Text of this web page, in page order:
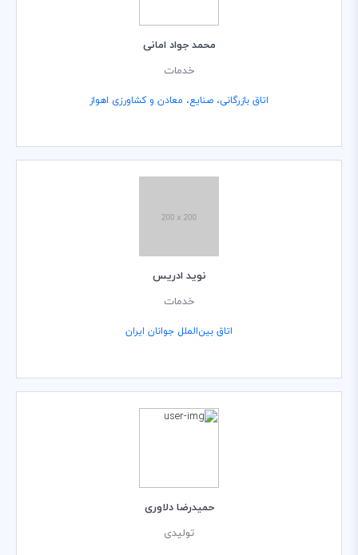
محمد جواد امانی
خدمات
اتاق بازرگانی، صنایع، معادن و کشاورزی اهواز
نويد ادريس
خدمات
اتاق بین‌الملل جوانان ایران
حمیدرضا دلاوری
تولیدی